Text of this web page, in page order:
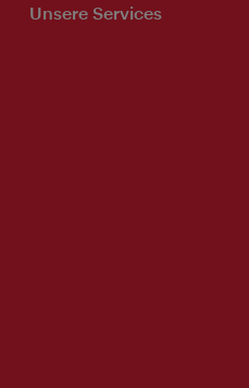
Unsere Services